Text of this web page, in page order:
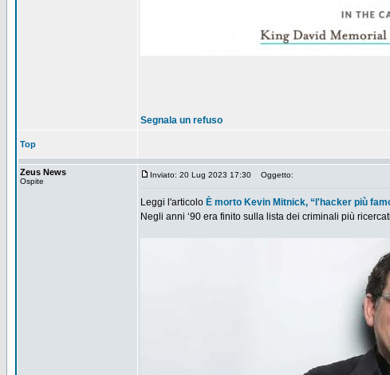
Segnala un refuso
Top
Zeus News
Ospite
Inviato: 20 Lug 2023 17:30 Oggetto:
Leggi l'articolo È morto Kevin Mitnick, “l'hacker più
Negli anni ‘90 era finito sulla lista dei criminali più